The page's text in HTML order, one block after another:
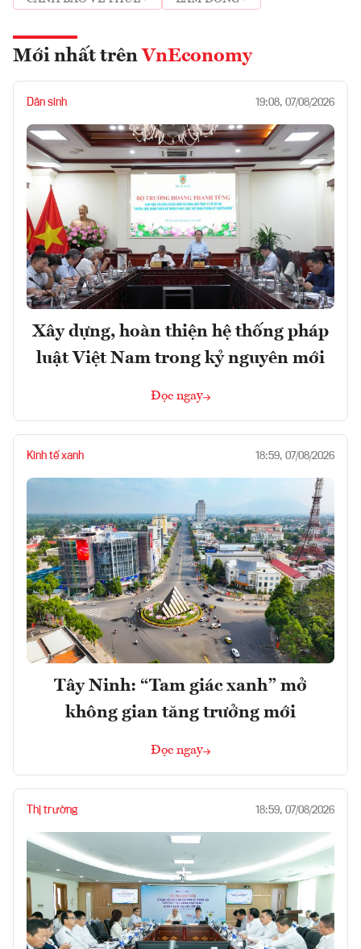
Mới nhất trên VnEconomy
Dân sinh 19:08, 07/08/2026
Xây dựng, hoàn thiện hệ thống pháp
luật Việt Nam trong kỷ nguyên mới
Đọc ngay
Kinh tế xanh 18:59, 07/08/2026
Tây Ninh: “Tam giác xanh” mở
không gian tăng trưởng mới
Đọc ngay
Thị trường 18:59, 07/08/2026